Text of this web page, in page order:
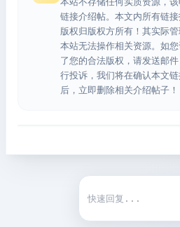
链接介绍帖。本文内所有链
版权归版权方所有！其实际
本站无法操作相关资源。如
了您的合法版权，请发送邮件
行投诉，我们将在确认本文
后，立即删除相关介绍帖子！
快捷回复